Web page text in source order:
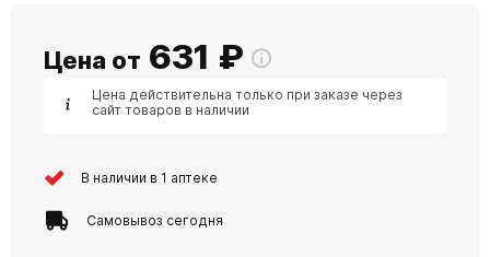
Цена от 631 ₽
Цена действительна только при заказе через
сайт товаров в наличии
В наличии в 1 аптеке
Самовывоз сегодня